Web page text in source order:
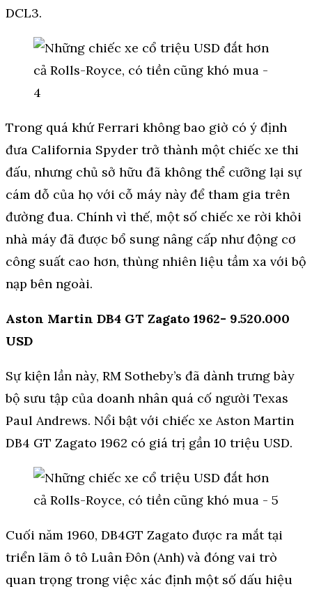
DCL3.
Trong quá khứ Ferrari không bao giờ có ý định
đưa California Spyder trở thành một chiếc xe thi
đấu, nhưng chủ sở hữu đã không thể cưỡng lại sự
cám dỗ của họ với cỗ máy này để tham gia trên
đường đua. Chính vì thế, một số chiếc xe rời khỏi
nhà máy đã được bổ sung nâng cấp như động cơ
công suất cao hơn, thùng nhiên liệu tầm xa với bộ
nạp bên ngoài.
Aston Martin DB4 GT Zagato 1962- 9.520.000
USD
Sự kiện lần này, RM Sotheby’s đã dành trưng bày
bộ sưu tập của doanh nhân quá cố người Texas
Paul Andrews. Nổi bật với chiếc xe Aston Martin
DB4 GT Zagato 1962 có giá trị gần 10 triệu USD.
Cuối năm 1960, DB4GT Zagato được ra mắt tại
triển lãm ô tô Luân Đôn (Anh) và đóng vai trò
quan trọng trong việc xác định một số dấu hiệu